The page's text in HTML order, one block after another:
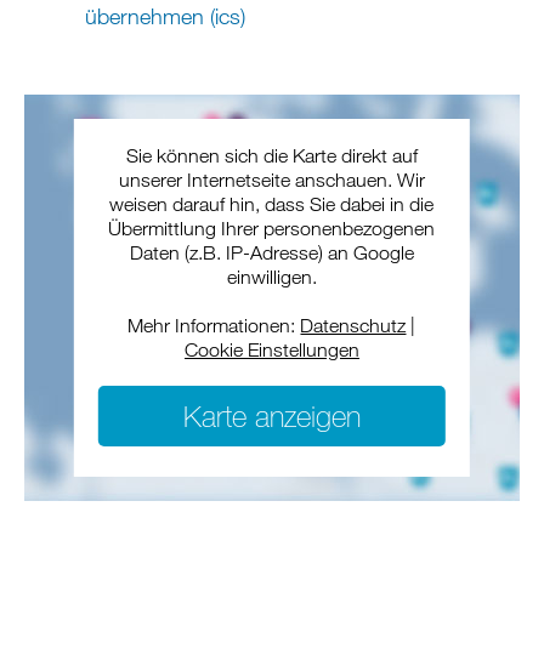
übernehmen (ics)
Sie können sich die Karte direkt auf
unserer Internetseite anschauen. Wir
weisen darauf hin, dass Sie dabei in die
Übermittlung Ihrer personenbezogenen
Daten (z.B. IP-Adresse) an Google
einwilligen.
Mehr Informationen: Datenschutz
Cookie Einstellungen
Karte anzeigen